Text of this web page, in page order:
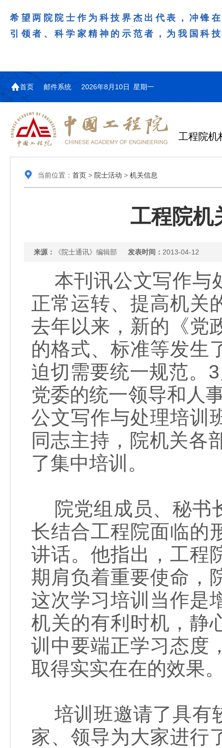
希望两院院士作为科技界杰出代表，冲锋
引领者、科学家精神的示范者，为我国科
首页 邮件系统 2026年8月10日 星期一
工程院机
当前位置： 首页> 院士活动 > 机关信息
工程院机
来源： 《院士通讯》编辑部 发表时间： 2013-04-12
本刊讯公文写作与
正常运转、提高机关
去年以来，新的《党
的格式、标准等发生
迫切需要统一规范。
党委的统一领导和人
公文写作与处理培训
同志主持，院机关各
了集中培训。
院党组成员、秘书
长结合工程院面临的
讲话。他指出，工程
期肩负着重要使命，
这次学习培训当作是
机关的有利时机，静
训中要端正学习态度
取得实实在在的效果
培训班邀请了具有
家、领导为大家进行